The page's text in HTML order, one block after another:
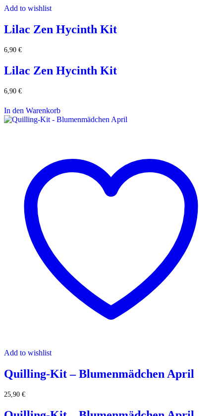
Add to wishlist
Lilac Zen Hycinth Kit
6,90 €
Lilac Zen Hycinth Kit
6,90 €
In den Warenkorb
Add to wishlist
Quilling-Kit – Blumenmädchen April
25,90 €